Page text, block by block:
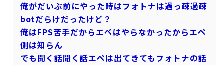
俺がだいぶ前にやった時はフォトナは過っ疎過疎
botだらけだったけど？
俺はFPS苦手だからエペはやらなかったからエペ
側は知らん
でも聞く話聞く話エペは出てきてもフォトナの話